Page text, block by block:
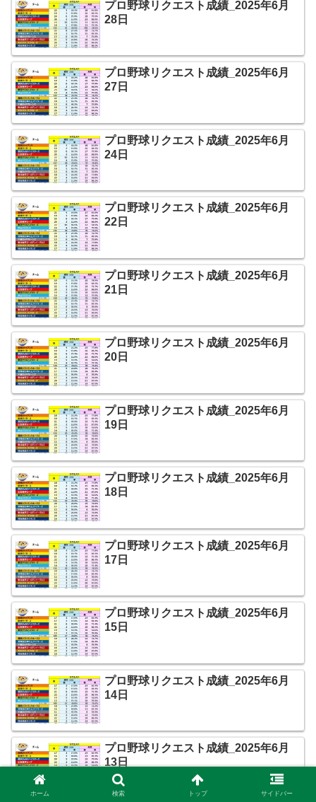
プロ野球リクエスト成績_2025年6月
28日
プロ野球リクエスト成績_2025年6月
27日
プロ野球リクエスト成績_2025年6月
24日
プロ野球リクエスト成績_2025年6月
22日
プロ野球リクエスト成績_2025年6月
21日
プロ野球リクエスト成績_2025年6月
20日
プロ野球リクエスト成績_2025年6月
19日
プロ野球リクエスト成績_2025年6月
18日
プロ野球リクエスト成績_2025年6月
17日
プロ野球リクエスト成績_2025年6月
15日
プロ野球リクエスト成績_2025年6月
14日
プロ野球リクエスト成績_2025年6月
13日
ホーム 検索 トップ サイドバー